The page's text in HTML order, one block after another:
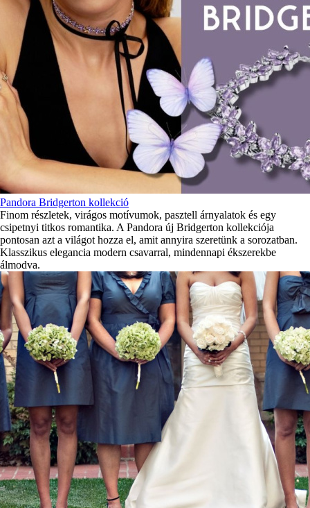
Pandora Bridgerton kollekció
Finom részletek, virágos motívumok, pasztell árnyalatok és egy
csipetnyi titkos romantika. A Pandora új Bridgerton kollekciója
pontosan azt a világot hozza el, amit annyira szeretünk a sorozatban.
Klasszikus elegancia modern csavarral, mindennapi ékszerekbe
álmodva.